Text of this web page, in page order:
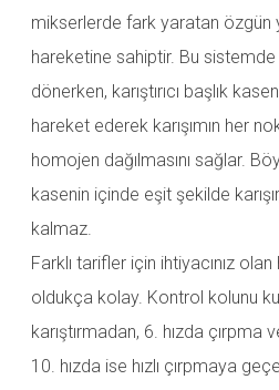
mikserlerde fark yaratan özgün
hareketine sahiptir. Bu
dönerken, karıştırıcı başlık
hareket ederek karışımın her
homojen dağılmasını sağlar.
kasenin içinde eşit şekilde
kalmaz.
Farklı tarifler için ihtiyacınız olan
oldukça kolay. Kontrol kolunu
karıştırmadan, 6. hızda çırpma
10. hızda ise hızlı çırpmaya